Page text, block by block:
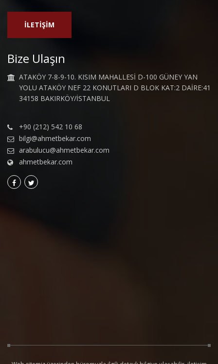
İLETİŞİM
Bize Ulaşın
ATAKÖY 7-8-9-10. KISIM MAHALLESİ D-100 GÜNEY YAN
YOLU ATAKÖY NEF 22 KONUTLARI D BLOK KAT:2 DAİRE:41
34158 BAKIRKÖY/İSTANBUL
+90 (212) 542 10 68
bilgi@ahmetbekar.com
arabulucu@ahmetbekar.com
ahmetbekar.com